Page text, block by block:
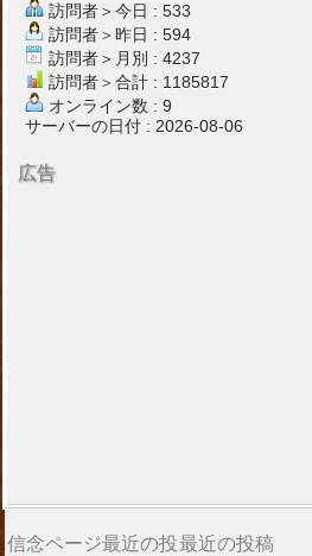
訪問者＞今日 : 533
訪問者＞昨日 : 594
訪問者＞月別 : 4237
訪問者＞合計 : 1185817
オンライン数 : 9
サーバーの日付 : 2026-08-06
広告
信念ページ最近の投最近の投稿